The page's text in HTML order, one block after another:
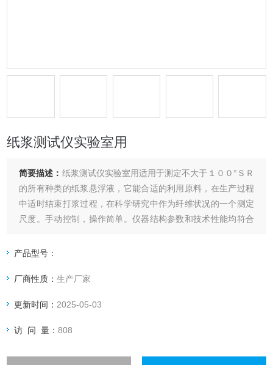
纸浆测试仪实验室用
简要描述： 纸浆测试仪实验室用适用于测定不大于１００°ＳＲ
的所有种类的纸浆悬浮液，它能合适的利用原料，在生产过程
中适时结束打浆过程，在科学研究中作为纤维状况的一个测定
尺度。手动控制，操作简单。仪器结构参数和技术性能均符合
３２－１９８２《浆料打浆度的测定法（肖伯尔－瑞格勒
产品型号：
厂商性质：生产厂家
更新时间： 2025-05-03
访 问 量：808